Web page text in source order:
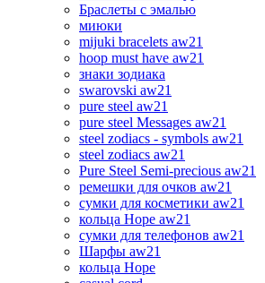
Браслеты с эмалью
миюки
mijuki bracelets aw21
hoop must have aw21
знаки зодиака
swarovski aw21
pure steel aw21
pure steel Messages aw21
steel zodiacs - symbols aw21
steel zodiacs aw21
Pure Steel Semi-precious aw21
ремешки для очков aw21
сумки для косметики aw21
кольца Hope aw21
сумки для телефонов aw21
Шарфы aw21
кольца Hope